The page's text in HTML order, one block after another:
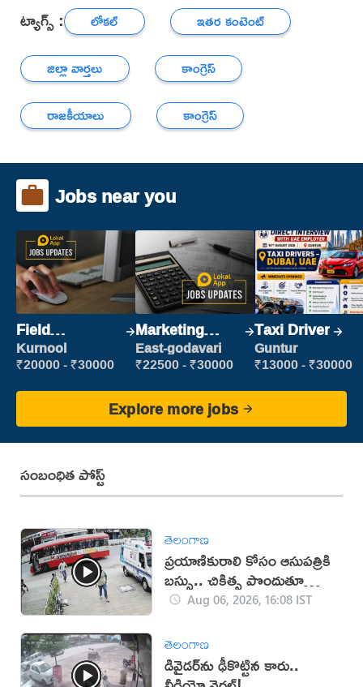
ట్యాగ్స్ : లోకల్
ఇతర కంటెంట్
జిల్లా వార్తలు
కాంగ్రెస్
రాజకీయాలు
కాంగ్రెస్
Jobs near you
Field
Marketing
Executive
Kurnool
₹20000 - ₹30000
Marketing
Executive
East-godavari
₹22500 - ₹30000
Taxi Driver
Guntur
₹13000 - ₹30000
Explore more jobs
సంబంధిత పోస్ట్
తెలంగాణ
ప్రయాణికురాలి కోసం ఆసుపత్రికి
బస్సు.. చికిత్స పొందుతూ
మహిళ మృతి!
Aug 06, 2026, 16:08 IST
తెలంగాణ
డివైడర్‌ను ఢీకొట్టిన కారు..